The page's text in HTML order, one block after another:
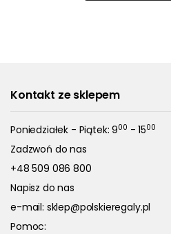
Kontakt ze sklepem
Poniedziałek - Piątek: 900 - 1500
Zadzwoń do nas
+48 509 086 800
Napisz do nas
e-mail: sklep@polskieregaly.pl
Pomoc: